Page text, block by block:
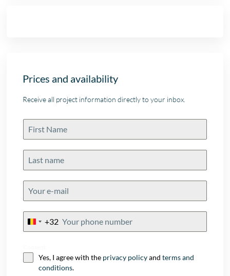
Prices and availability
Receive all project information directly to your inbox.
Belgium
+32
Yes, I agree with the privacy policyandterms and
conditions.